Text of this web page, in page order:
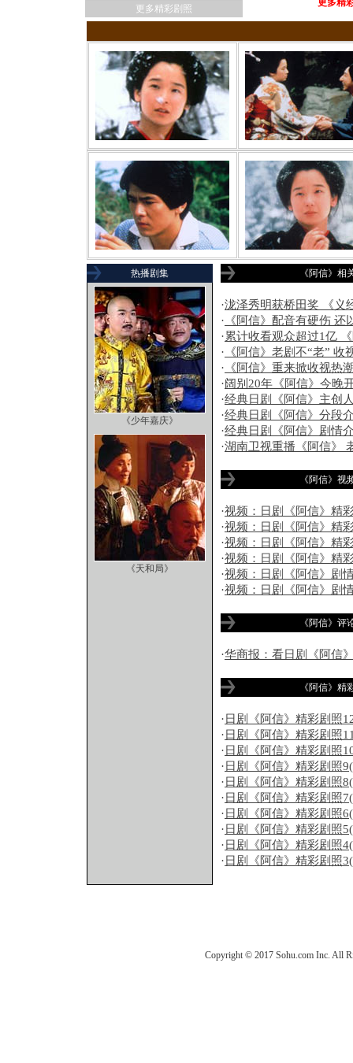
更多精彩剧照
更多精
热播剧集
《少年嘉庆》
《天和局》
《阿信》相
·泷泽秀明获桥田奖 《义
· 《阿信》配音有硬伤
·累计收看观众超过1亿
· 《阿信》老剧不“老”
· 《阿信》重来掀收视热
·阔别20年《阿信》今晚
·经典日剧《阿信》主创
·经典日剧《阿信》分段
·经典日剧《阿信》剧情
·湖南卫视重播《阿信》
《阿信》视
·视频：日剧《阿信》精
·视频：日剧《阿信》精
·视频：日剧《阿信》精
·视频：日剧《阿信》精
·视频：日剧《阿信》剧
·视频：日剧《阿信》剧
《阿信》评
·华商报：看日剧《阿信
《阿信》精
· 日剧《阿信》精彩剧照
· 日剧《阿信》精彩剧照
· 日剧《阿信》精彩剧照
· 日剧《阿信》精彩剧照9
· 日剧《阿信》精彩剧照8
· 日剧《阿信》精彩剧照7
· 日剧《阿信》精彩剧照6
· 日剧《阿信》精彩剧照5
· 日剧《阿信》精彩剧照4
· 日剧《阿信》精彩剧照3
Copyright © 2017 Sohu.com Inc. All